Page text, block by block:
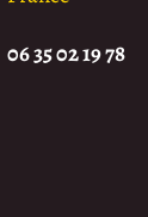
06 35 02 19 78